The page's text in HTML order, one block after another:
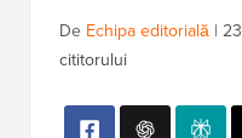
De Echipa editorială |
cititorului